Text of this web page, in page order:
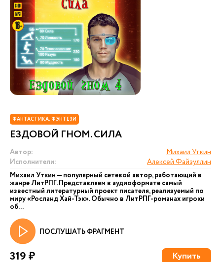
ФАНТАСТИКА. ФЭНТЕЗИ
ЕЗДОВОЙ ГНОМ. СИЛА
Автор:
Михаил Уткин
Исполнители:
Алексей Файзуллин
Михаил Уткин — популярный сетевой автор, работающий в
жанре ЛитРПГ. Представляем в аудиоформате самый
известный литературный проект писателя, реализуемый по
миру «Росланд Хай-Тэк». Обычно в ЛитРПГ-романах игроки
об...
ПОСЛУШАТЬ ФРАГМЕНТ
319 ₽ Купить